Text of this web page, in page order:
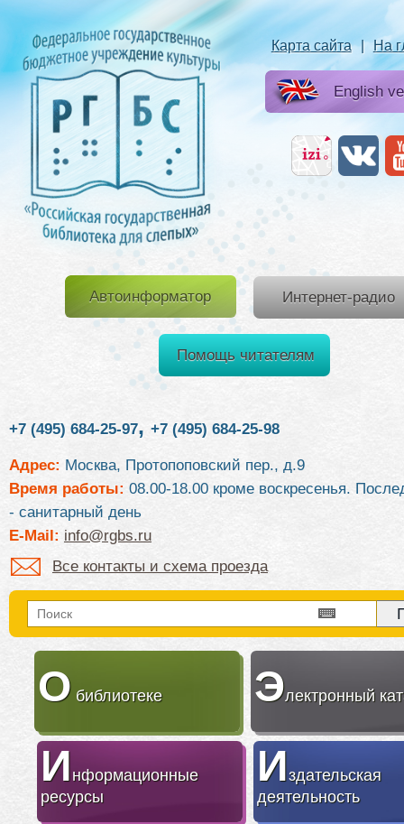
Карта сайта | На
English
Автоинформатор Интернет-радио
Помощь читателям
+7 (495) 684-25-97, +7 (495) 684-25-98
Адрес: Москва, Протопоповский пер., д.9
Время работы: 08.00-18.00 кроме воскресенья.
- санитарный день
E-Mail: info@rgbs.ru
Все контакты и схема проезда
О библиотеке Электронный
Информационные
ресурсы
Издательская
деятельность